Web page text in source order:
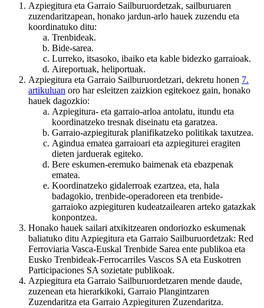
Azpiegitura eta Garraio Sailburuordetzak, sailburuaren
zuzendaritzapean, honako jardun-arlo hauek zuzendu eta
koordinatuko ditu:
Trenbideak.
Bide-sarea.
Lurreko, itsasoko, ibaiko eta kable bidezko garraioak.
Aireportuak, heliportuak.
Azpiegitura eta Garraio Sailburuordetzari, dekretu honen 7.
artikuluan oro har esleitzen zaizkion egitekoez gain, honako
hauek dagozkio:
Azpiegitura- eta garraio-arloa antolatu, itundu eta
koordinatzeko tresnak diseinatu eta garatzea.
Garraio-azpiegiturak planifikatzeko politikak taxutzea.
Agindua ematea garraioari eta azpiegiturei eragiten
dieten jarduerak egiteko.
Bere eskumen-eremuko baimenak eta ebazpenak
ematea.
Koordinatzeko gidalerroak ezartzea, eta, hala
badagokio, trenbide-operadoreen eta trenbide-
garraioko azpiegituren kudeatzailearen arteko gatazkak
konpontzea.
Honako hauek sailari atxikitzearen ondoriozko eskumenak
baliatuko ditu Azpiegitura eta Garraio Sailburuordetzak: Red
Ferroviaria Vasca-Euskal Trenbide Sarea ente publikoa eta
Eusko Trenbideak-Ferrocarriles Vascos SA eta Euskotren
Participaciones SA sozietate publikoak.
Azpiegitura eta Garraio Sailburuordetzaren mende daude,
zuzenean eta hierarkikoki, Garraio Plangintzaren
Zuzendaritza eta Garraio Azpiegituren Zuzendaritza.